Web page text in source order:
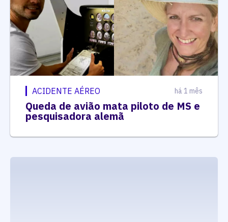
ACIDENTE AÉREO há 1 mês
Queda de avião mata piloto de MS e
pesquisadora alemã